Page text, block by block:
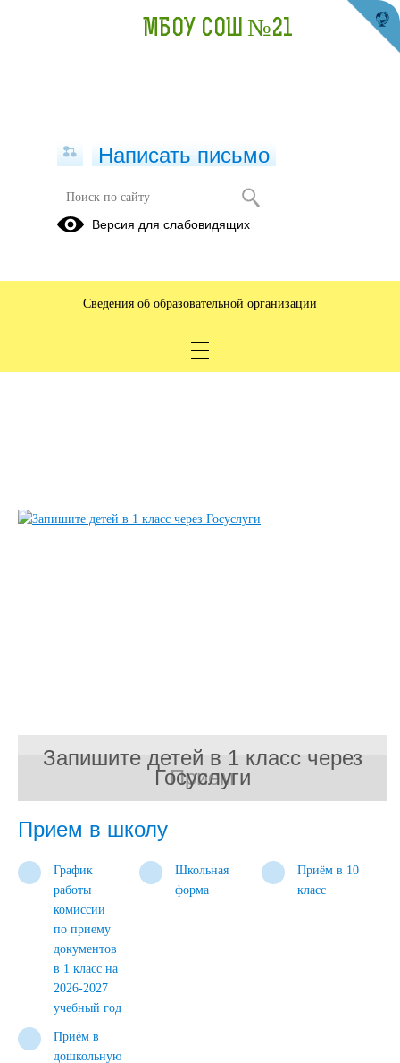
Прием
Запишите детей в 1 класс через
Госуслуги
Прием в школу
График
работы
комиссии
по приему
документов
в 1 класс на
2026-2027
учебный год
Школьная
форма
Приём в 10
класс
Приём в
дошкольную
МБОУ СОШ №21
Написать письмо
Версия для слабовидящих
Сведения об образовательной организации